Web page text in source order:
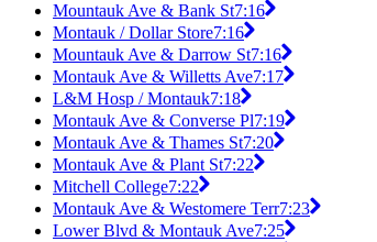
Mountauk Ave & Bank St7:16
Montauk / Dollar Store7:16
Mountauk Ave & Darrow St7:16
Montauk Ave & Willetts Ave7:17
L&M Hosp / Montauk7:18
Montauk Ave & Converse Pl7:19
Montauk Ave & Thames St7:20
Montauk Ave & Plant St7:22
Mitchell College7:22
Montauk Ave & Westomere Terr7:23
Lower Blvd & Montauk Ave7:25